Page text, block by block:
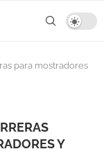
para mostradores
Y